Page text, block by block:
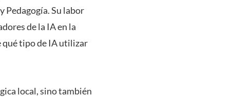
Su labor
de la IA en la
qué tipo de IA utilizar
local, sino también